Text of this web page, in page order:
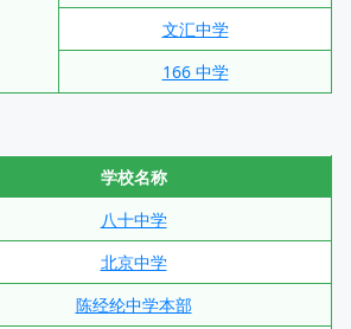
文汇中学
166 中学
学校名称
八十中学
北京中学
陈经纶中学本部